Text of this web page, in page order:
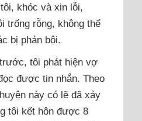
khóc và xin lỗi,
trống rỗng, không thể
bị phản bội.
tôi phát hiện vợ
được tin nhắn. Theo
này có lẽ đã xảy
tôi kết hôn được 8